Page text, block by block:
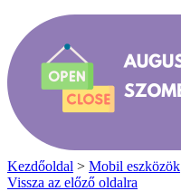
Kezdőoldal > Mobil eszközök
Vissza az előző oldalra